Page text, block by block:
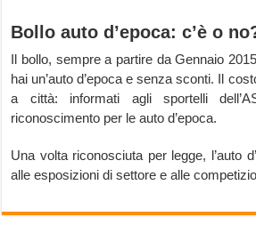
Bollo auto d’epoca: c’è o
Il bollo, sempre a partire da Gennaio
hai un’auto d’epoca e senza sconti. Il
a città: informati agli sportelli
riconoscimento per le auto d’epoca.
Una volta riconosciuta per legge, l’auto
alle esposizioni di settore e alle